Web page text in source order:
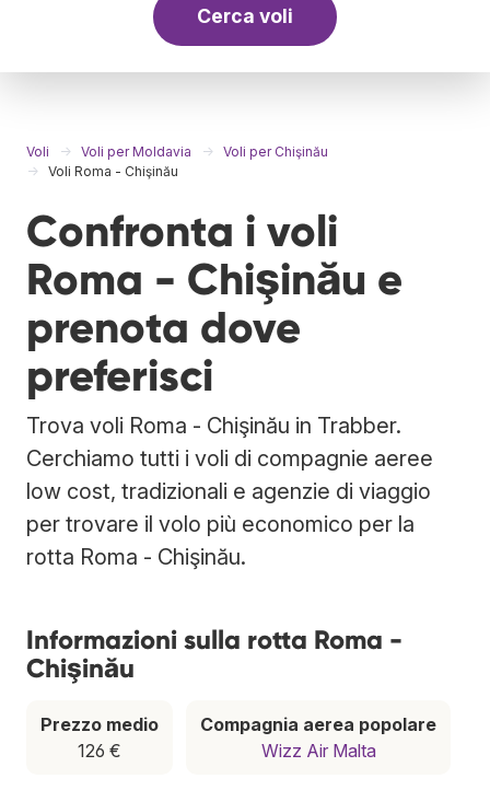
Cerca voli
Voli Voli per Moldavia
Voli per Chişinău
Voli Roma - Chişinău
Confronta i voli
Roma - Chişinău e
prenota dove
preferisci
Trova voli Roma - Chişinău in Trabber.
Cerchiamo tutti i voli di compagnie aeree
low cost, tradizionali e agenzie di viaggio
per trovare il volo più economico per la
rotta Roma - Chişinău.
Informazioni sulla rotta Roma -
Chişinău
Prezzo medio
126 €
Compagnia aerea popolare
Wizz Air Malta